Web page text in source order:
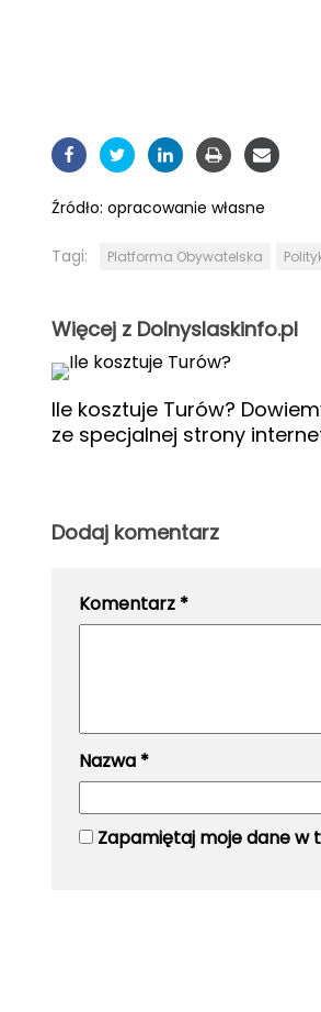
Źródło: opracowanie własne
Tagi: Platforma Obywatelska
Więcej z Dolnyslaskinfo.pl
Ile kosztuje Turów?
ze specjalnej strony
Dodaj komentarz
Komentarz *
Nazwa *
Zapamiętaj moje dane w